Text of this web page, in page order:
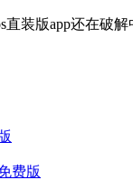
装版app还在破解
费版